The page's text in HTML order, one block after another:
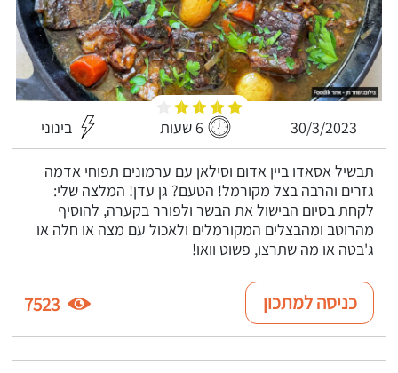
30/3/2023 6 שעות בינוני
תבשיל אסאדו ביין אדום וסילאן עם ערמונים תפוחי אדמה
גזרים והרבה בצל מקורמל! הטעם? גן עדן! המלצה שלי:
לקחת בסיום הבישול את הבשר ולפורר בקערה, להוסיף
מהרוטב ומהבצלים המקורמלים ולאכול עם מצה או חלה או
ג'בטה או מה שתרצו, פשוט וואו!
כניסה למתכון 7523